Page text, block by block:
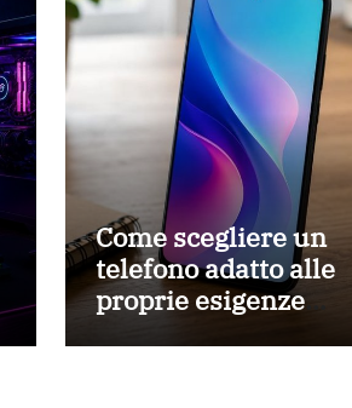
Come scegliere un
telefono adatto alle
proprie esigenze